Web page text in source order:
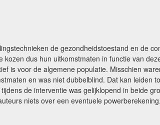
de gezondheidstoestand en de
dus hun uitkomstmaten in functie van
is voor de algemene populatie. Misschien
en was niet dubbelblind. Dat kan leiden
de interventie was gelijklopend in beide
niets over een eventuele powerberekening.